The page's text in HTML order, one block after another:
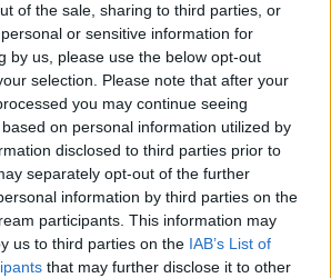
of the sale, sharing to third parties, or
or sensitive information for
by us, please use the below opt-out
selection. Please note that after your
you may continue seeing
on personal information utilized by
disclosed to third parties prior to
separately opt-out of the further
information by third parties on the
participants. This information may
us to third parties on the IAB’s List of
that may further disclose it to other
legillendőbb és gyönyörűségesebb
a tudományt és
úgy megszerettette vélem, hogy
ki nem űzhette az elmémből.
úgy…